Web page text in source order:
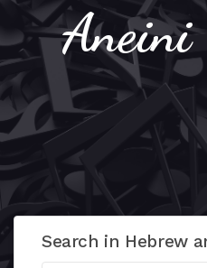
Search in Hebrew